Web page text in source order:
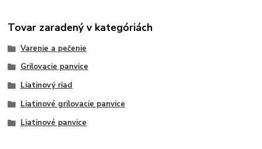
Tovar zaradený v kategóriách
Varenie a pečenie
Grilovacie panvice
Liatinový riad
Liatinové grilovacie panvice
Liatinové panvice